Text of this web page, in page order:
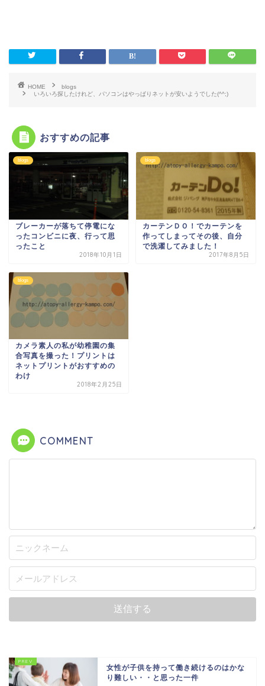
HOME
blogs
いろいろ探したけれど、パソコンはやっぱりネットが安いようでした(^^;)
おすすめの記事
blogs
ブレーカーが落ちて停電にな
ったコンビニに夜、行って思
ったこと
2018年10月1日
blogs
カーテンＤＯ！でカーテンを
作ってしまってその後、自分
で洗濯してみました！
2017年8月5日
blogs
カメラ素人の私が幼稚園の集
合写真を撮った！プリントは
ネットプリントがおすすめの
わけ
2018年2月25日
COMMENT
女性が子供を持って働き続けるのはかな
り難しい・・と思った一件